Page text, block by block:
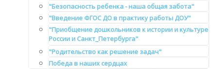
"Безопасность ребенка - наша общая забота"
"Введение ФГОС ДО в практику работы ДОУ"
"Приобщение дошкольников к истории и культуре
России и Санкт_Петербурга"
"Родительство как решение задач"
Победа в наших сердцах